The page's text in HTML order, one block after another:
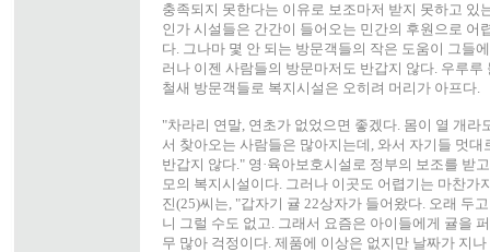
충족되지 못한다는 이유로 보조마저 받지 못하고 있
인가 시설들은 간간이 들어오는 민간의 후원으로 어
다. 그나마 몇 안 되는 방문객들의 작은 도움이 그들
러나 이젠 사람들의 방문마저도 반갑지 않다. 우루
철새 방문객들로 복지시설은 오히려 머리가 아프다.
"차라리 연말, 연초가 없었으면 좋겠다. 몸이 열 개라
서 찾아오는 사람들은 많아지는데, 와서 자기들 멋대
반갑지 않다." 영·육아보호시설로 정부의 보조를 받
모의 복지시설이다. 그러나 이곳도 어렵기는 마찬가
진(25)씨는, "갑자기 귤 22상자가 들어왔다. 오래 두
니 그럴 수도 없고. 그래서 요즘은 아이들에게 귤을
무 많아 걱정이다. 제품에 이상은 없지만 날짜가 지